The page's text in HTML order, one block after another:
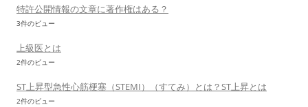
特許公開情報の文章に著作権はある？
3件のビュー
上級医とは
2件のビュー
ST上昇型急性心筋梗塞（STEMI）（すてみ）とは？ST上昇とは
2件のビュー